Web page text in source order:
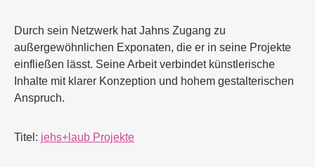
Durch sein Netzwerk hat Jahns Zugang zu
außergewöhnlichen Exponaten, die er in seine Projekte
einfließen lässt. Seine Arbeit verbindet künstlerische
Inhalte mit klarer Konzeption und hohem gestalterischen
Anspruch.
Titel: jehs+laub Projekte